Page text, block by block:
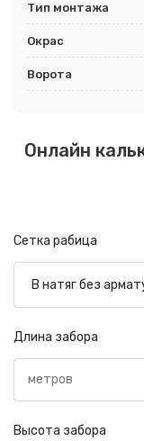
Тип монтажа
Окрас
Ворота
Онлайн
Сетка рабица
Длина забора
Высота забора